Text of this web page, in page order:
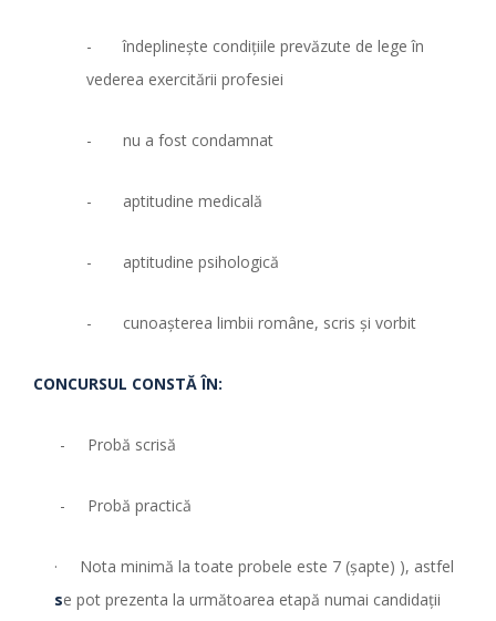
- îndeplinește condițiile prevăzute de lege în
vederea exercitării profesiei
- nu a fost condamnat
- aptitudine medicală
- aptitudine psihologică
- cunoaşterea limbii române, scris şi vorbit
CONCURSUL CONSTĂ ÎN:
- Probă scrisă
- Probă practică
· Nota minimă la toate probele este 7 (şapte) ), astfel
se pot prezenta la următoarea etapă numai candidaţii